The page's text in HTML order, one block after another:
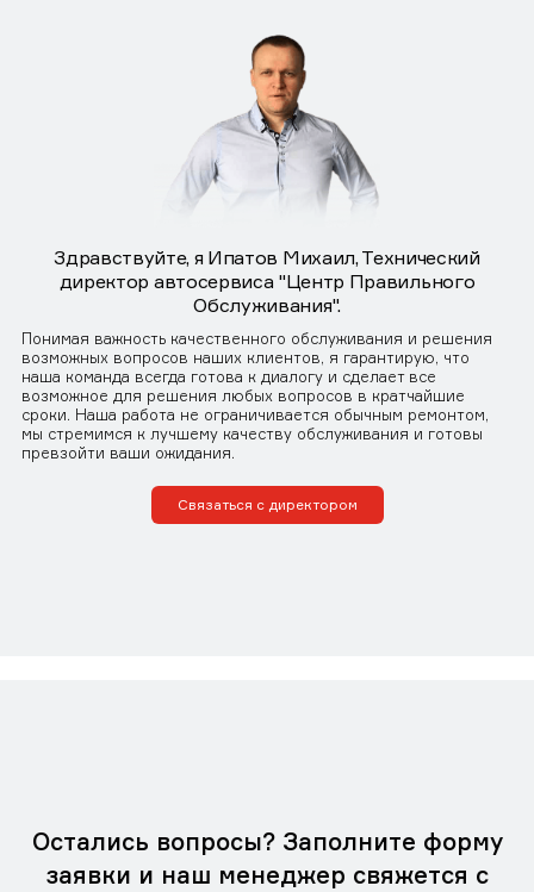
Здравствуйте, я Ипатов Михаил, Технический
директор автосервиса "Центр Правильного
Обслуживания".
Понимая важность качественного обслуживания и решения
возможных вопросов наших клиентов, я гарантирую, что
наша команда всегда готова к диалогу и сделает все
возможное для решения любых вопросов в кратчайшие
сроки. Наша работа не ограничивается обычным ремонтом,
мы стремимся к лучшему качеству обслуживания и готовы
превзойти ваши ожидания.
Связаться с директором
Остались вопросы? Заполните форму
заявки и наш менеджер свяжется с